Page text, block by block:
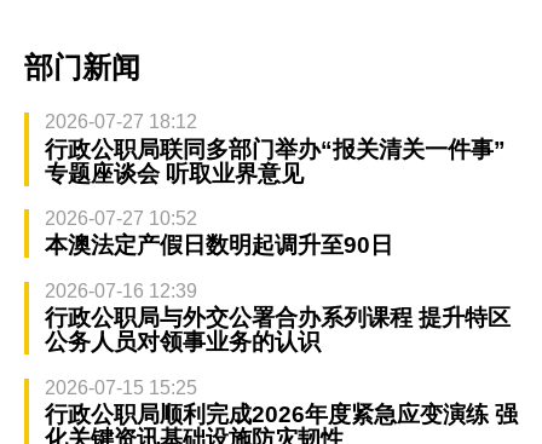
部门新闻
2026-07-27 18:12
行政公职局联同多部门举办“报关清关一件事”
专题座谈会 听取业界意见
2026-07-27 10:52
本澳法定产假日数明起调升至90日
2026-07-16 12:39
行政公职局与外交公署合办系列课程 提升特区
公务人员对领事业务的认识
2026-07-15 15:25
行政公职局顺利完成2026年度紧急应变演练 强